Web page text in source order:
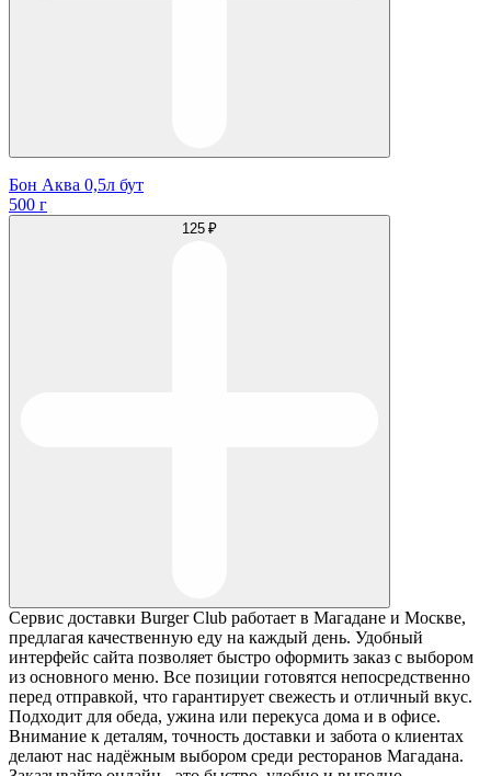
Бон Аква 0,5л бут
500 г
125 ₽
Сервис доставки Burger Club работает в Магадане и Москве,
предлагая качественную еду на каждый день. Удобный
интерфейс сайта позволяет быстро оформить заказ с выбором
из основного меню. Все позиции готовятся непосредственно
перед отправкой, что гарантирует свежесть и отличный вкус.
Подходит для обеда, ужина или перекуса дома и в офисе.
Внимание к деталям, точность доставки и забота о клиентах
делают нас надёжным выбором среди ресторанов Магадана.